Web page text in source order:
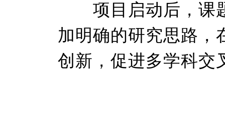
项目启动后，课
加明确的研究思路，
创新，促进多学科交